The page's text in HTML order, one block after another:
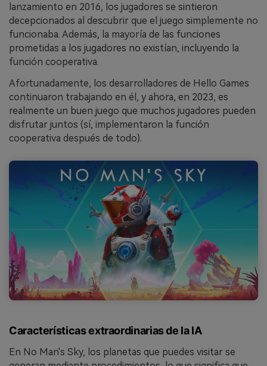
lanzamiento en 2016, los jugadores se sintieron
decepcionados al descubrir que el juego simplemente no
funcionaba. Además, la mayoría de las funciones
prometidas a los jugadores no existían, incluyendo la
función cooperativa.
Afortunadamente, los desarrolladores de Hello Games
continuaron trabajando en él, y ahora, en 2023, es
realmente un buen juego que muchos jugadores pueden
disfrutar juntos (sí, implementaron la función
cooperativa después de todo).
Características extraordinarias de la IA
En No Man's Sky, los planetas que puedes visitar se